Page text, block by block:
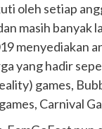
oleh setiap
masih
menyediakan
yang hadir
games,
Carnival